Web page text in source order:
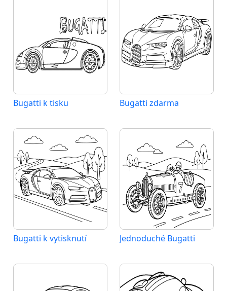
Bugatti k tisku Bugatti zdarma
Bugatti k vytisknutí Jednoduché Bugatti